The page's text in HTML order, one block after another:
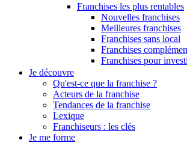
Franchises les plus rentables
Nouvelles franchises
Meilleures franchises
Franchises sans local
Franchises
Franchises pour
Je découvre
Qu'est-ce que la franchise ?
Acteurs de la franchise
Tendances de la franchise
Lexique
Franchiseurs : les clés
Je me forme